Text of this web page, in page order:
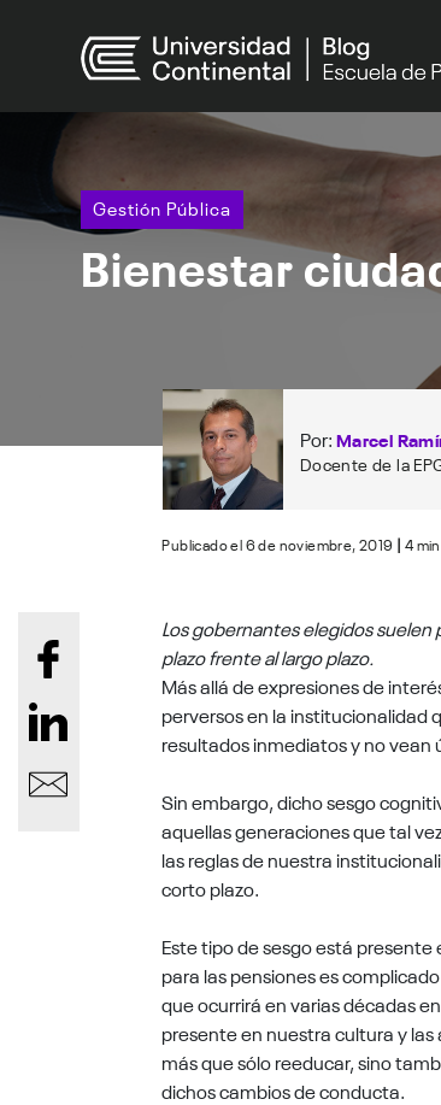
Gestión Pública
Bienestar
Por: Marcel
Docente de la
Publicado el 6 de noviembre, 2019 | 4 min
Los gobernantes elegidos
plazo frente al largo plazo.
Más allá de expresiones de
perversos en la institucionalidad
resultados inmediatos y no vean
Sin embargo, dicho sesgo
aquellas generaciones que tal
las reglas de nuestra
corto plazo.
Este tipo de sesgo está
para las pensiones es
que ocurrirá en varias décadas
presente en nuestra cultura y
más que sólo reeducar, sino
dichos cambios de conducta.